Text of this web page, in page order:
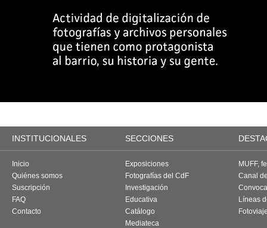
INSTITUCIONALES SECCIONES
Inicio
Quiénes somos
Suscripción
FAQ
Contacto
Exposiciones
Fotografías del CdF
Investigación
Educativa
Catálogo
Mediateca
MUFF,
Canal
Líneas